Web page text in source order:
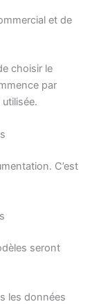
et de
choisir le
par
C’est
seront
les données